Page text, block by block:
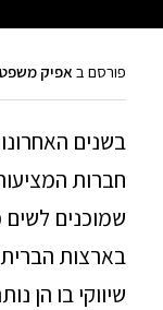
פורסם ב אפיק משפטי 184
בשנים
חברות
שמוכנים
בארצות
שיווקי בו הן